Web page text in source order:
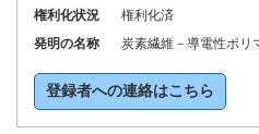
権利化状況
権利化済
発明の名称
炭素繊維－導電性ポリ
登録者への連絡はこちら